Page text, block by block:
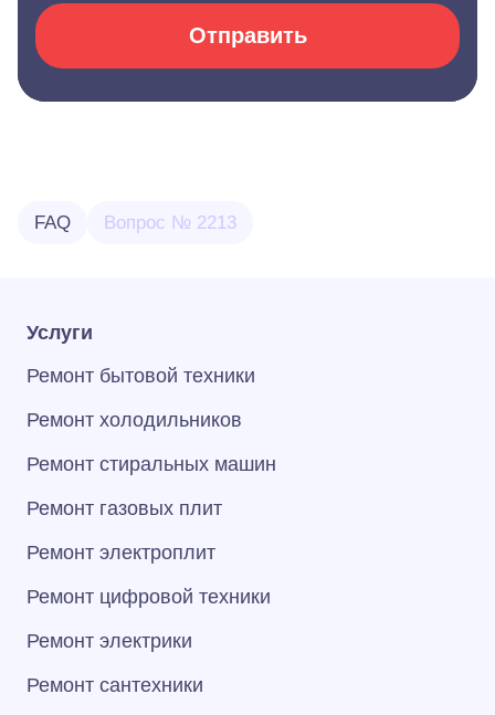
Отправить
FAQ Вопрос № 2213
Услуги
Ремонт бытовой техники
Ремонт холодильников
Ремонт стиральных машин
Ремонт газовых плит
Ремонт электроплит
Ремонт цифровой техники
Ремонт электрики
Ремонт сантехники